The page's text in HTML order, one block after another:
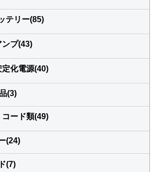
テリー(85)
ンプ(43)
化電源(40)
(3)
コード類(49)
(24)
(7)